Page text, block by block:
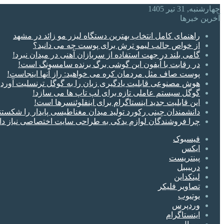
چهارشنبه, 31 تیر 1405
آخرین خبرها
راهنمای کامل انتخاب بهترین دستگاه لیزر مو زائد در مشهد
از خواص جالب لیمو ترش برای پوست چه می دانید؟
گامی بلند در جهت استفاده از سربازان آهنی در میدان نبرد!
در رقابت با آیفون این گوشی برگ برنده سامسونگ است!
پوست صاف مثل مردمان کره می خواهید: راز آنها اینجاست!
هوش مصنوعی قابلیت یادگیری زبان را به گوگل ترنسلیت آورد
گوگل سیستم‌ عاملی تازه برای لپ‌ تاپ‌ ها می سازد!
این قابلیت جدید اینستاگرام برای اینفلوئنسرها است!
دانشمندان چینی رکورد تولید میدان مغناطیسی پایدار را
چرا فروشندگان لوازم یدکی به طراحی سایت اختصاصی نیاز
فیسبوک
ایکس
پینتریست
دریبببل
لینکداین
تصاویر فلیکر
یوتیوب
وردپرس
اینستاگرام